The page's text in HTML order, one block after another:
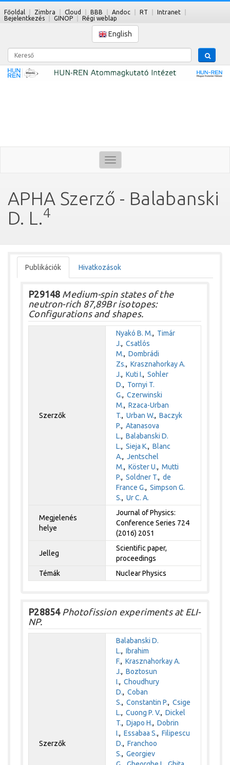
Főoldal Zimbra Cloud BBB Andoc RT
Intranet
Bejelentkezés
GINOP Régi weblap
English
Kereső
Toggle
navigation
APHA Szerző - Balabanski
D. L.4
Publikációk Hivatkozások
P29148 Medium-spin states of the
neutron-rich 87,89Br isotopes:
Configurations and shapes.
Szerzők
Nyakó B. M., Timár
J.,Csatlós
M.,Dombrádi
Zs.,Krasznahorkay A.
J.,Kuti I.,Sohler
D., Tornyi T.
G.,Czerwinski
M.,Rzaca-Urban
T.,Urban W.,Baczyk
P.,Atanasova
L.,Balabanski D.
L.,Sieja K.,Blanc
A.,Jentschel
M.,Köster U.,Mutti
P.,Soldner T.,de
France G.,Simpson G.
S.,Ur C. A.
Megjelenés
helye
Journal of Physics:
Conference Series 724
(2016) 2051
Jelleg
Scientific paper,
proceedings
Témák
Nuclear Physics
P28854Photofission experiments at ELI-
NP.
Szerzők
Balabanski D.
L.,Ibrahim
F.,Krasznahorkay A.
J.,Boztosun
I.,Choudhury
D.,Coban
S.,Constantin P.,Csige
L.,Cuong P. V.,Dickel
T.,Djapo H.,Dobrin
I.,Essabaa S.,Filipescu
D.,Franchoo
S.,Georgiev